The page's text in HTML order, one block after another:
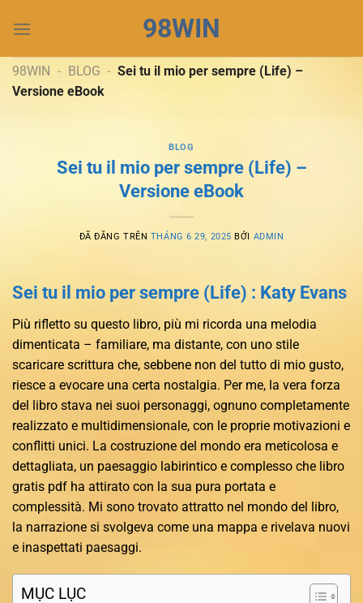
đến
dung
98WIN
98WIN - BLOG - Sei tu il mio per sempre (Life) –
Versione eBook
BLOG
Sei tu il mio per sempre (Life) –
Versione eBook
ĐÃ ĐĂNG TRÊN THÁNG 6 29, 2025 BỞI ADMIN
Sei tu il mio per sempre (Life) : Katy Evans
Più rifletto su questo libro, più mi ricorda una melodia
dimenticata – familiare, ma distante, con uno stile
scaricare scrittura che, sebbene non del tutto di mio gusto,
riesce a evocare una certa nostalgia. Per me, la vera forza
del libro stava nei suoi personaggi, ognuno completamente
realizzato e multidimensionale, con le proprie motivazioni e
conflitti unici. La costruzione del mondo era meticolosa e
dettagliata, un paesaggio labirintico e complesso che libro
gratis pdf ha attirato con la sua pura portata e
complessità. Mi sono trovato attratto nel mondo del libro,
la narrazione si svolgeva come una mappa e rivelava nuovi
e inaspettati paesaggi.
MỤC LỤC